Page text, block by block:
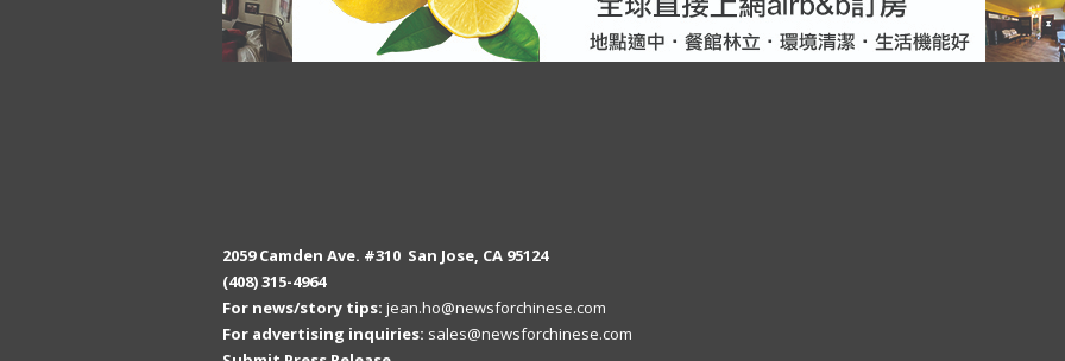
2059 Camden Ave. #310 San Jose, CA 95124
(408) 315-4964
For news/story tips: jean.ho@newsforchinese.com
For advertising inquiries: sales@newsforchinese.com